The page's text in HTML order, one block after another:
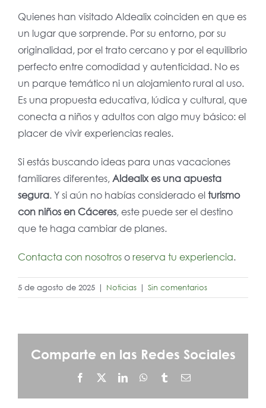
Quienes han visitado Aldealix coinciden en que es
un lugar que sorprende. Por su entorno, por su
originalidad, por el trato cercano y por el equilibrio
perfecto entre comodidad y autenticidad. No es
un parque temático ni un alojamiento rural al uso.
Es una propuesta educativa, lúdica y cultural, que
conecta a niños y adultos con algo muy básico: el
placer de vivir experiencias reales.
Si estás buscando ideas para unas vacaciones
familiares diferentes,Aldealix es una apuesta
segura. Y si aún no habías considerado elturismo
con niños en Cáceres, este puede ser el destino
que te haga cambiar de planes.
Contacta con nosotrosoreserva tu experiencia.
5 de agosto de 2025 | Noticias | Sin comentarios
Comparte en las Redes Sociales
Facebook LinkedInWhatsApp
TumblrCorreo